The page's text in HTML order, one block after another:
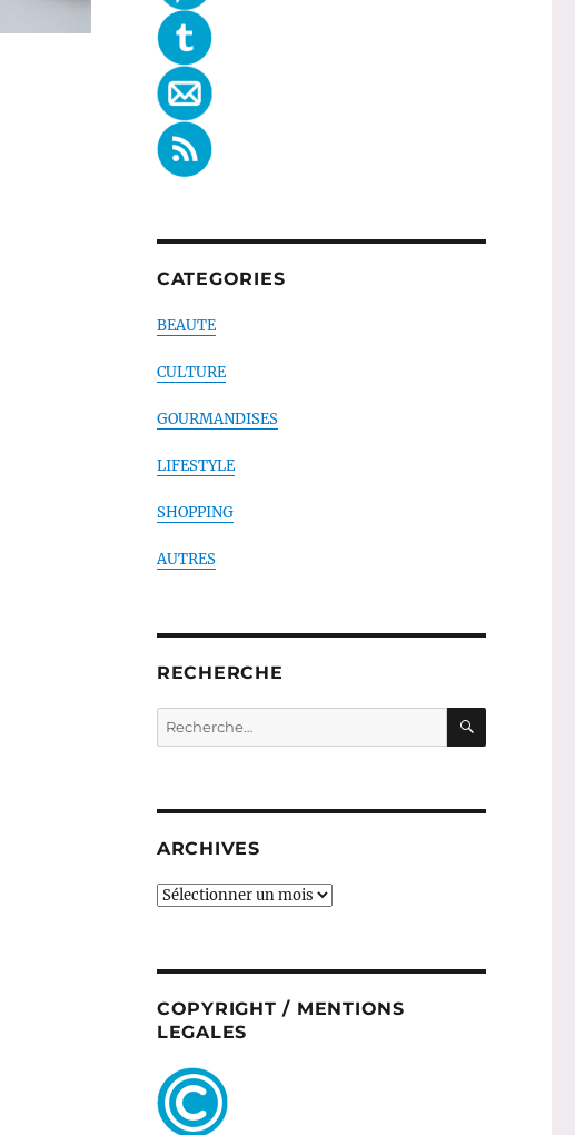
: All Cosmetics Wholesale, MAC, Models Own… »
CATEGORIES
BEAUTE
CULTURE
GOURMANDISES
LIFESTYLE
SHOPPING
AUTRES
RECHERCHE
Recherche
pour :
ARCHIVES
ARCHIVES
COPYRIGHT / MENTIONS
LEGALES